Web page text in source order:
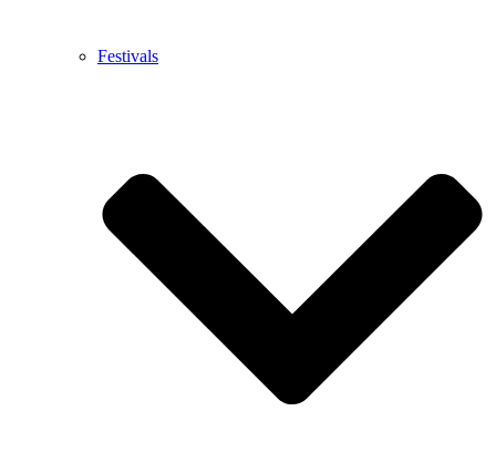
Festivals